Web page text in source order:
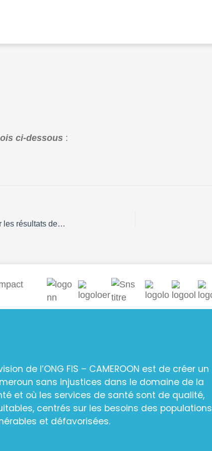
ci-dessous :
Conversations communautaires pour améliorer les résultats de la PTME dans l’aire de sante de Lolodorf : Rapport annuel.
de l’ONG FIS – CAMEROON est de créer un
sans injustices dans le domaine de la
et où les services de santé sont de qualité,
centrés sur les besoins des populations
et défavorisées.